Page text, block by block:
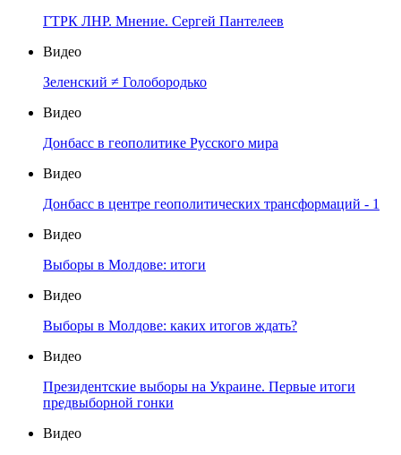
ГТРК ЛНР. Мнение. Сергей Пантелеев
Видео
Зеленский ≠ Голобородько
Видео
Донбасс в геополитике Русского мира
Видео
Донбасс в центре геополитических трансформаций - 1
Видео
Выборы в Молдове: итоги
Видео
Выборы в Молдове: каких итогов ждать?
Видео
Президентские выборы на Украине. Первые итоги
предвыборной гонки
Видео